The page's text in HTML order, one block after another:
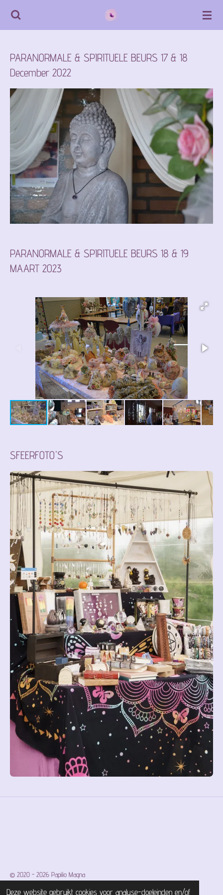
Deze website gebruikt cookies voor analyse-doeleinden en/of
Ga
de
hoofdinhoud
PARANORMALE & SPIRITUELE BEURS 17 & 18
December 2022
PARANORMALE & SPIRITUELE BEURS 18 & 19
MAART 2023
SFEERFOTO'S
© 2020 - 2026 Papilio Magna
Powered by JouwWeb